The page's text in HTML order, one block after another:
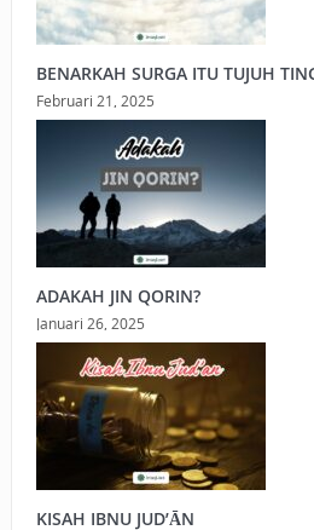
BENARKAH SURGA ITU TUJUH
Februari 21, 2025
ADAKAH JIN QORIN?
Januari 26, 2025
KISAH IBNU JUD’ĀN